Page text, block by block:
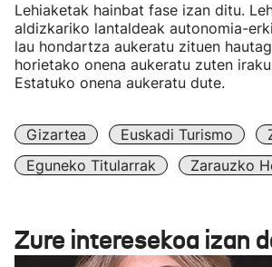
Lehiaketak hainbat fase izan ditu.
aldizkariko lantaldeak autonomia-
lau hondartza aukeratu zituen
horietako onena aukeratu zuten
Estatuko onena aukeratu dute.
Gizartea Euskadi Turismo
Eguneko Titularrak
Zarauzko
Zure interesekoa izan